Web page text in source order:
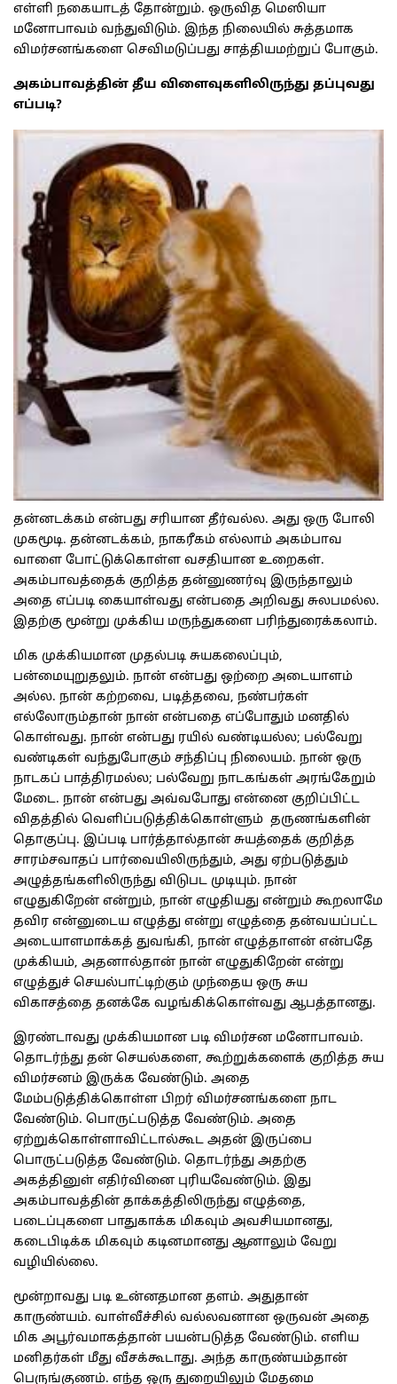
எள்ளி நகையாடத் தோன்றும். ஒருவித மெஸியா
மனோபாவம் வந்துவிடும். இந்த நிலையில் சுத்தமாக
விமர்சனங்களை செவிமடுப்பது சாத்தியமற்றுப் போகும்.
அகம்பாவத்தின் தீய விளைவுகளிலிருந்து தப்புவது
எப்படி?
தன்னடக்கம் என்பது சரியான தீர்வல்ல. அது ஒரு போலி
முகமூடி. தன்னடக்கம், நாகரீகம் எல்லாம் அகம்பாவ
வாளை போட்டுக்கொள்ள வசதியான உறைகள்.
அகம்பாவத்தைக் குறித்த தன்னுணர்வு இருந்தாலும்
அதை எப்படி கையாள்வது என்பதை அறிவது சுலபமல்ல.
இதற்கு மூன்று முக்கிய மருந்துகளை பரிந்துரைக்கலாம்.
மிக முக்கியமான முதல்படி சுயகலைப்பும்,
பன்மையுறுதலும். நான் என்பது ஒற்றை அடையாளம்
அல்ல. நான் கற்றவை, படித்தவை, நண்பர்கள்
எல்லோரும்தான் நான் என்பதை எப்போதும் மனதில்
கொள்வது. நான் என்பது ரயில் வண்டியல்ல; பல்வேறு
வண்டிகள் வந்துபோகும் சந்திப்பு நிலையம். நான் ஒரு
நாடகப் பாத்திரமல்ல; பல்வேறு நாடகங்கள் அரங்கேறும்
மேடை. நான் என்பது அவ்வபோது என்னை குறிப்பிட்ட
விதத்தில் வெளிப்படுத்திக்கொள்ளும் தருணங்களின்
தொகுப்பு. இப்படி பார்த்தால்தான் சுயத்தைக் குறித்த
சாரம்சவாதப் பார்வையிலிருந்தும், அது ஏற்படுத்தும்
அழுத்தங்களிலிருந்து விடுபட முடியும். நான்
எழுதுகிறேன் என்றும், நான் எழுதியது என்றும் கூறலாமே
தவிர என்னுடைய எழுத்து என்று எழுத்தை தன்வயப்பட்ட
அடையாளமாக்கத் துவங்கி, நான் எழுத்தாளன் என்பதே
முக்கியம், அதனால்தான் நான் எழுதுகிறேன் என்று
எழுத்துச் செயல்பாட்டிற்கும் முந்தைய ஒரு சுய
விகாசத்தை தனக்கே வழங்கிக்கொள்வது ஆபத்தானது.
இரண்டாவது முக்கியமான படி விமர்சன மனோபாவம்.
தொடர்ந்து தன் செயல்களை, கூற்றுக்களைக் குறித்த சுய
விமர்சனம் இருக்க வேண்டும். அதை
மேம்படுத்திக்கொள்ள பிறர் விமர்சனங்களை நாட
வேண்டும். பொருட்படுத்த வேண்டும். அதை
ஏற்றுக்கொள்ளாவிட்டால்கூட அதன் இருப்பை
பொருட்படுத்த வேண்டும். தொடர்ந்து அதற்கு
அகத்தினுள் எதிர்வினை புரியவேண்டும். இது
அகம்பாவத்தின் தாக்கத்திலிருந்து எழுத்தை,
படைப்புகளை பாதுகாக்க மிகவும் அவசியமானது,
கடைபிடிக்க மிகவும் கடினமானது ஆனாலும் வேறு
வழியில்லை.
மூன்றாவது படி உன்னதமான தளம். அதுதான்
காருண்யம். வாள்வீச்சில் வல்லவனான ஒருவன் அதை
மிக அபூர்வமாகத்தான் பயன்படுத்த வேண்டும். எளிய
மனிதர்கள் மீது வீசக்கூடாது. அந்த காருண்யம்தான்
பெருங்குணம். எந்த ஒரு துறையிலும் மேதமை